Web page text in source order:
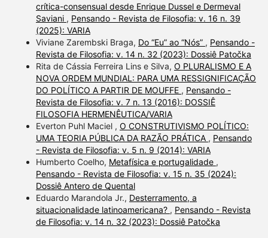
crítica-consensual desde Enrique Dussel e Dermeval
Saviani , Pensando - Revista de Filosofia: v. 16 n. 39
(2025): VARIA
Viviane Zarembski Braga, Do “Eu” ao “Nós” , Pensando -
Revista de Filosofia: v. 14 n. 32 (2023): Dossiê Patočka
Rita de Cássia Ferreira Lins e Silva, O PLURALISMO E A
NOVA ORDEM MUNDIAL: PARA UMA RESSIGNIFICAÇÃO
DO POLÍTICO A PARTIR DE MOUFFE , Pensando -
Revista de Filosofia: v. 7 n. 13 (2016): DOSSIÊ
FILOSOFIA HERMENÊUTICA/VARIA
Everton Puhl Maciel , O CONSTRUTIVISMO POLÍTICO:
UMA TEORIA PÚBLICA DA RAZÃO PRÁTICA , Pensando
- Revista de Filosofia: v. 5 n. 9 (2014): VARIA
Humberto Coelho, Metafísica e portugalidade ,
Pensando - Revista de Filosofia: v. 15 n. 35 (2024):
Dossiê Antero de Quental
Eduardo Marandola Jr., Desterramento, a
situacionalidade latinoamericana? , Pensando - Revista
de Filosofia: v. 14 n. 32 (2023): Dossiê Patočka